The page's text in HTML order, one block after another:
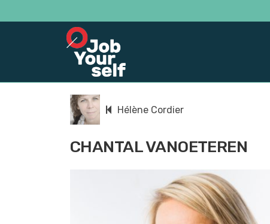
Hélène Cordier
CHANTAL VANOETEREN